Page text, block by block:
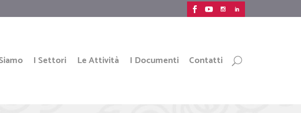
I Settori Le Attività I Documenti Contatti